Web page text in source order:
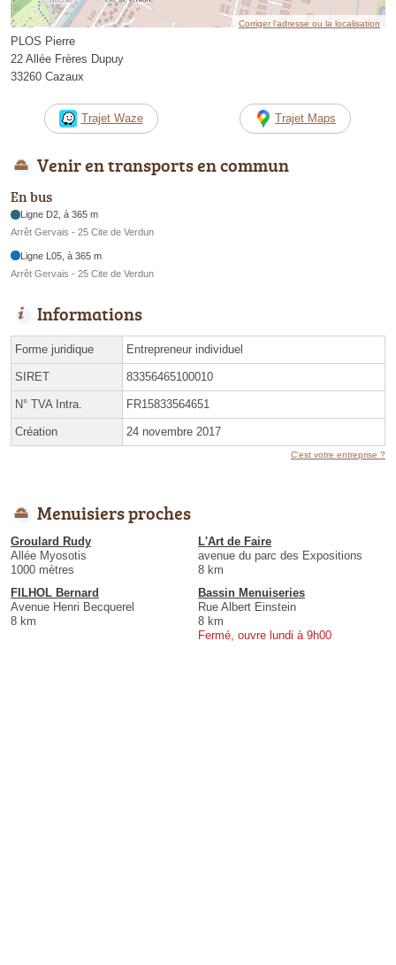
Corriger l’adresse ou la localisation
PLOS Pierre
22 Allée Frères Dupuy
33260 Cazaux
Trajet Waze Trajet Maps
Venir en transports en commun
En bus
Ligne D2, à 365 m
Arrêt Gervais - 25 Cite de Verdun
Ligne L05, à 365 m
Arrêt Gervais - 25 Cite de Verdun
Informations
Forme juridique Entrepreneur individuel
SIRET 83356465100010
N° TVA Intra. FR15833564651
Création 24 novembre 2017
C'est votre entreprise ?
Menuisiers proches
Groulard Rudy
Allée Myosotis
1000 mètres
L'Art de Faire
avenue du parc des Expositions
8 km
FILHOL Bernard
Avenue Henri Becquerel
8 km
Bassin Menuiseries
Rue Albert Einstein
8 km
Fermé, ouvre lundi à 9h00